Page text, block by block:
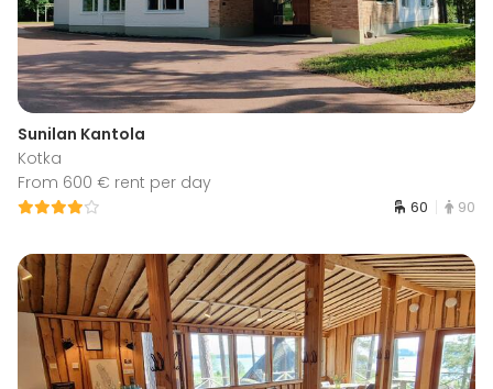
Sunilan Kantola
Kotka
From 600 € rent per day
60 90